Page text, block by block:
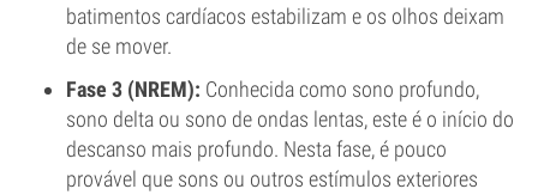
batimentos cardíacos estabilizam e os olhos deixam
de se mover.
Fase 3 (NREM): Conhecida como sono profundo,
sono delta ou sono de ondas lentas, este é o início do
descanso mais profundo. Nesta fase, é pouco
provável que sons ou outros estímulos exteriores